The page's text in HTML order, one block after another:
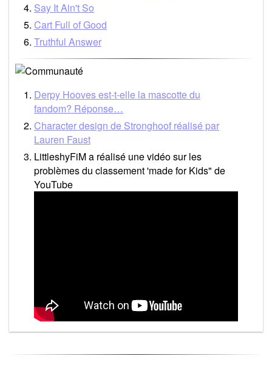
Say It Ain't So
Cart Full of Good
Truthful Answer
Derpy Hooves est-t-elle la mascotte du
fandom? Réponse…
Character design de Stronghoof réalisé par
Lauren Faust
LittleshyFiM a réalisé une vidéo sur les
problèmes du classement 'made for Kids" de
YouTube